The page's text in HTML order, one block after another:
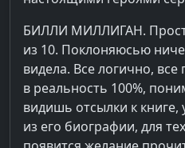
БИЛЛИ МИЛЛИГАН.
из 10. Поклоняюсью
видела. Все логично,
в реальность 100%,
видишь отсылки к
из его биографии, для